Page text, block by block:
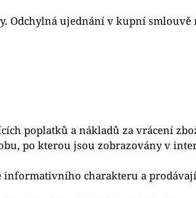
ujednání v kupní
poplatků a nákladů za vrácení
po kterou jsou zobrazovány v
informativního charakteru a